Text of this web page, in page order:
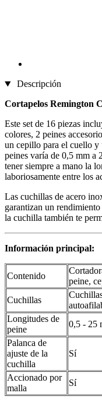
Descripción
Cortapelos Remington
Este set de 16 piezas
colores, 2 peines
un cepillo para el cuello
peines varía de 0,5 mm a
tener siempre a mano la
laboriosamente entre los
Las cuchillas de acero
garantizan un
la cuchilla también te
Información principal:
Contenido
peine,
Cuchillas
Longitudes de
peine
0,5 - 25
Palanca de
ajuste de la
cuchilla
Sí
Accionado por
malla
Sí